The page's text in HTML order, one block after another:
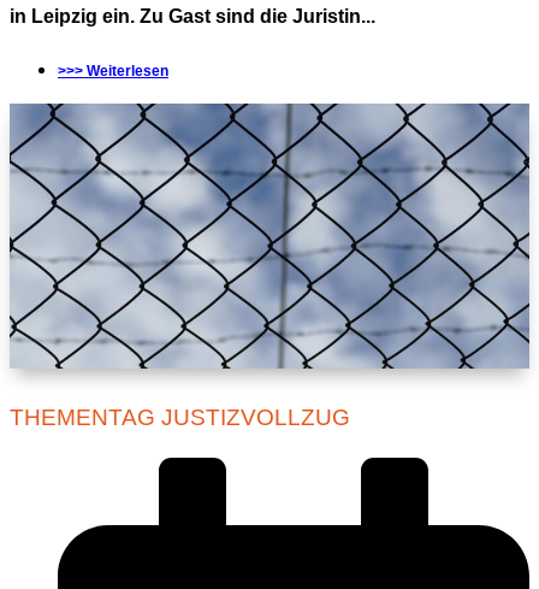
in Leipzig ein. Zu Gast sind die Juristin...
>>> Weiterlesen
THEMENTAG JUSTIZVOLLZUG